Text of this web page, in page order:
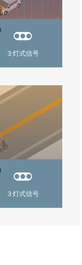
３灯式信号
３灯式信号